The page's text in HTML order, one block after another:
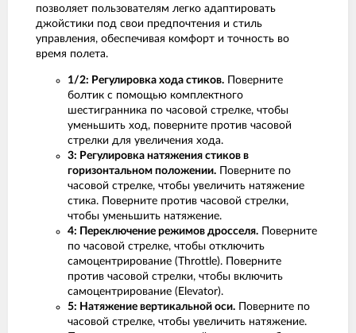
позволяет пользователям легко адаптировать
джойстики под свои предпочтения и стиль
управления, обеспечивая комфорт и точность во
время полета.
1/2: Регулировка хода стиков. Поверните
болтик с помощью комплектного
шестигранника по часовой стрелке, чтобы
уменьшить ход, поверните против часовой
стрелки для увеличения хода.
3: Регулировка натяжения стиков в
горизонтальном положении. Поверните по
часовой стрелке, чтобы увеличить натяжение
стика. Поверните против часовой стрелки,
чтобы уменьшить натяжение.
4: Переключение режимов дросселя. Поверните
по часовой стрелке, чтобы отключить
самоцентрирование (Throttle). Поверните
против часовой стрелки, чтобы включить
самоцентрирование (Elevator).
5: Натяжение вертикальной оси. Поверните по
часовой стрелке, чтобы увеличить натяжение.